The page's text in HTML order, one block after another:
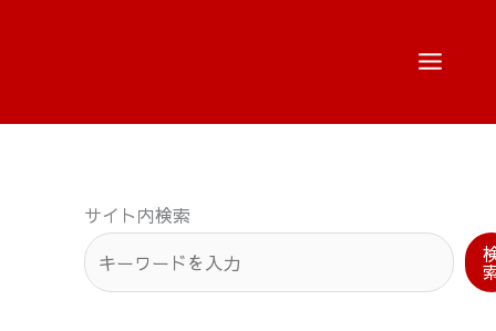
サイト内検索